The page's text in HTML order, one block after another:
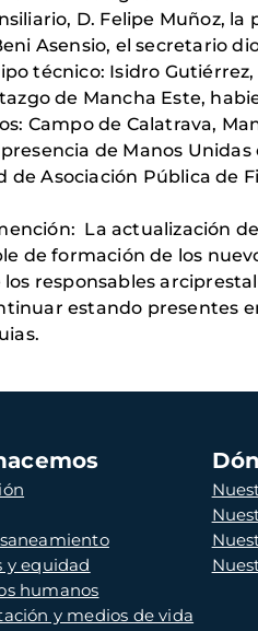
D. Felipe Muñoz, la
Asensio, el secretario
técnico: Isidro
de Mancha Este,
Campo de Calatrava,
de Manos
Asociación Pública de
La actualización
de formación de los
responsables
estando presentes
y equidad
humanos
y medios de vida